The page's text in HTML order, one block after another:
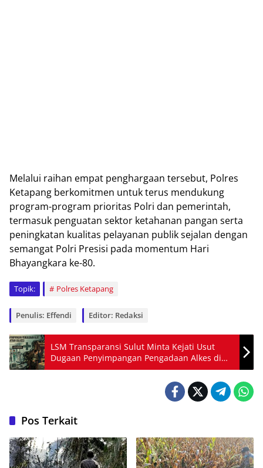
Melalui raihan empat penghargaan tersebut, Polres
Ketapang berkomitmen untuk terus mendukung
program-program prioritas Polri dan pemerintah,
termasuk penguatan sektor ketahanan pangan serta
peningkatan kualitas pelayanan publik sejalan dengan
semangat Polri Presisi pada momentum Hari
Bhayangkara ke-80.
Topik: Polres Ketapang
Penulis: Effendi Editor: Redaksi
LSM Transparansi Sulut Minta Kejati Usut
Dugaan Penyimpangan Pengadaan Alkes di
Sitaro
Pos Terkait